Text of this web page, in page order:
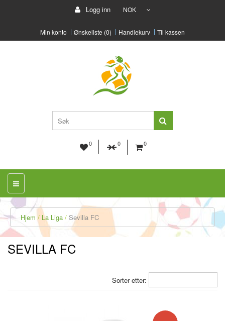
Logg inn NOK
Min konto Ønskeliste (0) Handlekurv Til kassen
0 0 0
Hjem La Liga Sevilla FC
SEVILLA FC
Sorter etter: